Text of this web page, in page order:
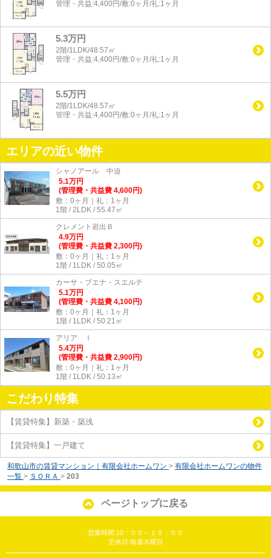
管理・共益:4,400円/敷:0ヶ月/礼:1ヶ月
5.3万円
2階/1LDK/48.57㎡
管理・共益:4,400円/敷:0ヶ月/礼:1ヶ月
5.5万円
2階/1LDK/48.57㎡
管理・共益:4,400円/敷:0ヶ月/礼:1ヶ月
エリアの近い物件
シャノアール 中迫
5.1万円
(管理費・共益費 4,600円)
敷：0ヶ月｜礼：1ヶ月
1階 / 2LDK / 55.47㎡
クレメント岩出Ｂ
4.9万円
(管理費・共益費 2,300円)
敷：0ヶ月｜礼：1ヶ月
1階 / 1LDK / 50.05㎡
カーサ・ブエナ・スエルテ
5.1万円
(管理費・共益費 4,100円)
敷：0ヶ月｜礼：1ヶ月
1階 / 1LDK / 50.21㎡
アリア Ⅰ
5.4万円
(管理費・共益費 2,900円)
敷：0ヶ月｜礼：1ヶ月
1階 / 1LDK / 50.13㎡
こだわり特集
【賃貸特集】新築・築浅
【賃貸特集】一戸建て
和歌山市の賃貸マンション｜有限会社ホームワン > 有限会社ホームワンの物件
一覧 > ＳＯＲＡ > 203
ページトップに戻る
営業時間:10：００～１９：００
定休日:毎週水曜日